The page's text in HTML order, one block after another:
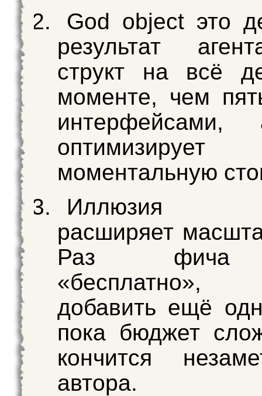
God object это
результат
структ на всё
моменте, чем
моментальную
Иллюзия
расширяет
Раз фича
«бесплатно»,
добавить ещё
пока бюджет
кончится
автора.